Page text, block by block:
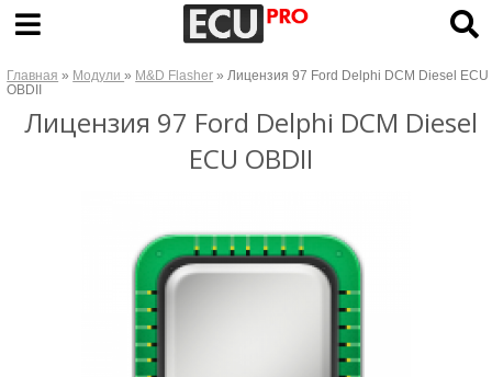
Главная » Модули» M&D Flasher » Лицензия 97 Ford Delphi DCM Diesel ECU
OBDII
Лицензия 97 Ford Delphi DCM Diesel
ECU OBDII